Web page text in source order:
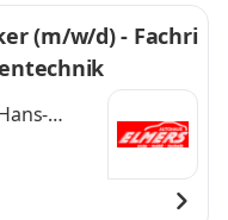
(m/w/d) - Fachri